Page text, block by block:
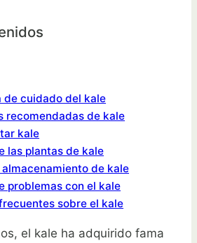
de cuidado del kale
recomendadas de kale
kale
las plantas de kale
de kale
problemas con el kale
sobre el kale
el kale ha adquirido fama